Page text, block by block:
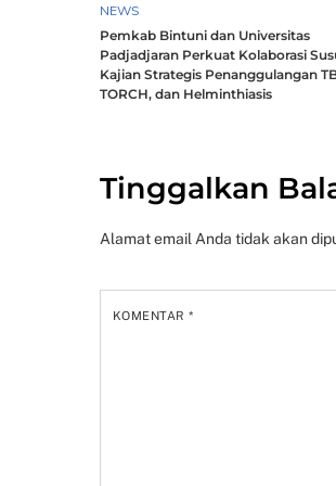
NEWS
Pemkab Bintuni dan Universitas
Padjadjaran Perkuat Kolaborasi
Kajian Strategis Penanggulangan
TORCH, dan Helminthiasis
Tinggalkan
Alamat email Anda tidak akan
KOMENTAR*